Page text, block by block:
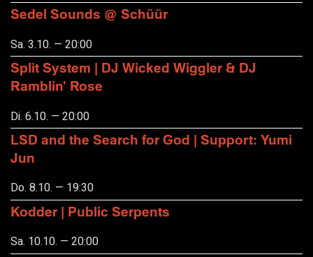
Sedel Sounds @ Schüür
Sa. 3.10. — 20:00
Split System | DJ Wicked Wiggler & DJ
Ramblin' Rose
Di. 6.10. — 20:00
LSD and the Search for God | Support: Yumi
Jun
Do. 8.10. — 19:30
Kodder | Public Serpents
Sa. 10.10. — 20:00